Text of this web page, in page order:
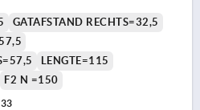
GATAFSTAND RECHTS=32,5
LENGTE=115
F2 N =150